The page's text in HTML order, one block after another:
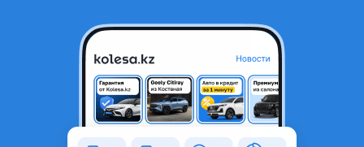
ВАЗ (Lada) 2114 2013 года